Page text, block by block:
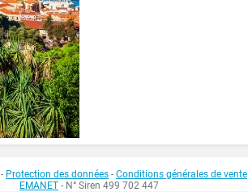
- Protection des données - Conditions générales de vente
EMANET - N° Siren 499 702 447